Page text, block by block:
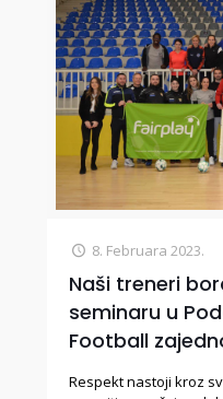
8. Februara 2023.
Naši treneri
seminaru u
Football
Respekt nastoji kroz